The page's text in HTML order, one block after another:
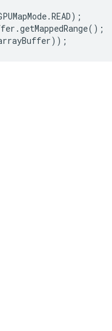
.READ);
.getMappedRange();
));